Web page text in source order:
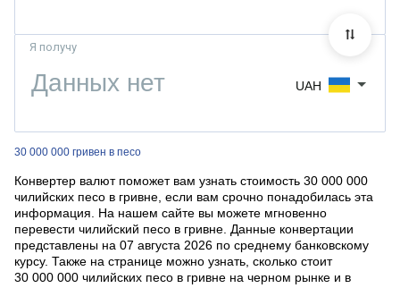
30 000 000 гривен в песо
Я получу
UAH
Конвертер валют поможет вам узнать стоимость 30 000 000
чилийских песо в гривне, если вам срочно понадобилась эта
информация. На нашем сайте вы можете мгновенно
перевести чилийский песо в гривне. Данные конвертации
представлены на 07 августа 2026 по среднему банковскому
курсу. Также на странице можно узнать, сколько стоит
30 000 000 чилийских песо в гривне на черном рынке и в